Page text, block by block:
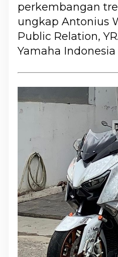
perkembangan
ungkap Antonius
Public Relation,
Yamaha